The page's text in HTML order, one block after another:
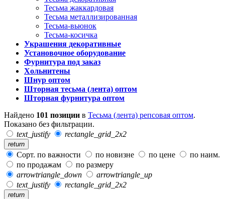
Тесьма жаккардовая
Тесьма металлизированная
Тесьма-вьюнок
Тесьма-косичка
Украшения декоративные
Установочное оборудование
Фурнитура под заказ
Хольнитены
Шнур оптом
Шторная тесьма (лента) оптом
Шторная фурнитура оптом
Найдено 101 позиции в Тесьма (лента) репсовая оптом.
Показано без фильтрации.
text_justify
rectangle_grid_2x2
return
Сорт. по важности по новизне по цене
по наим.
по продажам
по размеру
arrowtriangle_down
arrowtriangle_up
text_justify
rectangle_grid_2x2
return